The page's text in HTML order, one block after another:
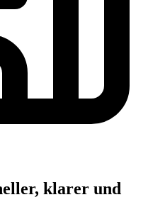
klarer und